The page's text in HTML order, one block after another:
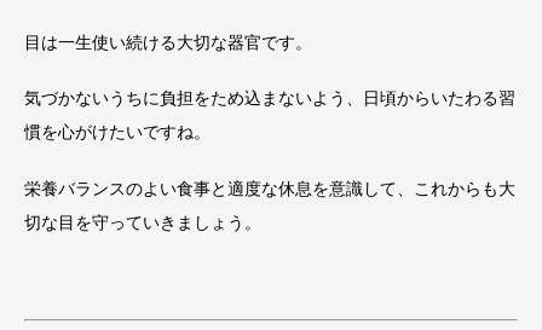
目は一生使い続ける大切な器官です。
気づかないうちに負担をため込まないよう、日頃からいたわる習
慣を心がけたいですね。
栄養バランスのよい食事と適度な休息を意識して、これからも大
切な目を守っていきましょう。